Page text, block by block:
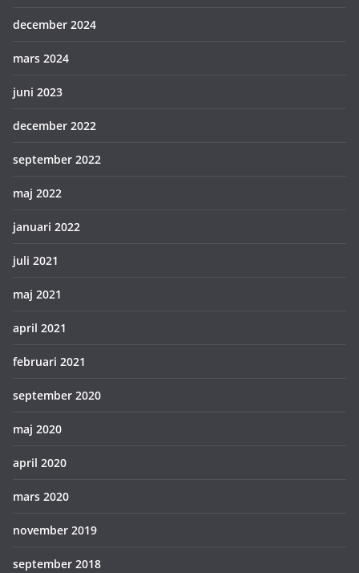
december 2024
mars 2024
juni 2023
december 2022
september 2022
maj 2022
januari 2022
juli 2021
maj 2021
april 2021
februari 2021
september 2020
maj 2020
april 2020
mars 2020
november 2019
september 2018